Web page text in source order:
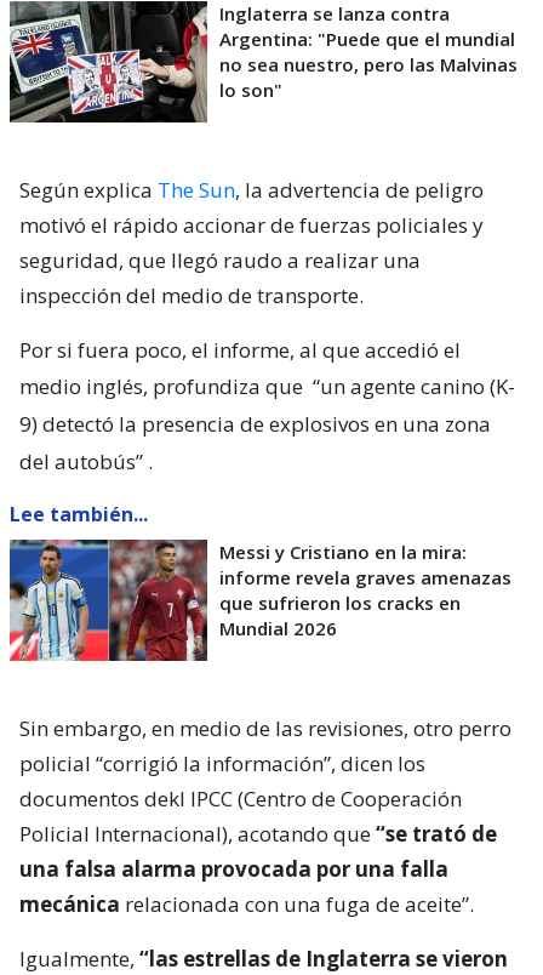
Inglaterra se lanza contra
Argentina: "Puede que el mundial
no sea nuestro, pero las Malvinas
lo son"
Según explica The Sun, la advertencia de peligro
motivó el rápido accionar de fuerzas policiales y
seguridad, que llegó raudo a realizar una
inspección del medio de transporte.
Por si fuera poco, el informe, al que accedió el
medio inglés, profundiza que “un agente canino (K-
9) detectó la presencia de explosivos en una zona
del autobús” .
Lee también...
Messi y Cristiano en la mira:
informe revela graves amenazas
que sufrieron los cracks en
Mundial 2026
Sin embargo, en medio de las revisiones, otro perro
policial “corrigió la información”, dicen los
documentos dekl IPCC (Centro de Cooperación
Policial Internacional), acotando que“se trató de
una falsa alarma provocada por una falla
mecánica relacionada con una fuga de aceite”.
Igualmente, “las estrellas de Inglaterra se vieron